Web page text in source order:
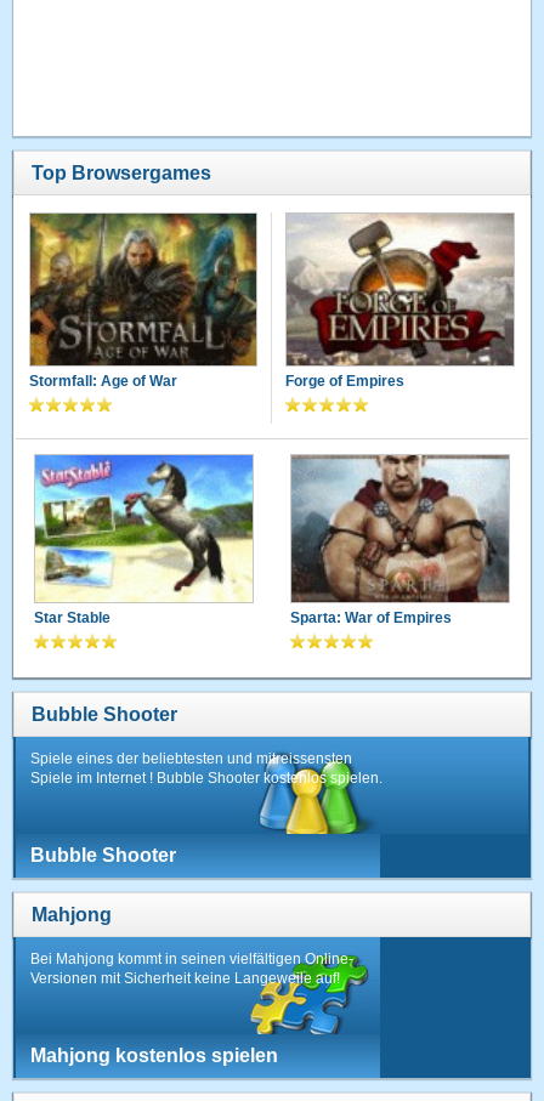
Top Browsergames
Stormfall: Age of War Forge of Empires
Star Stable Sparta: War of Empires
Bubble Shooter
Spiele eines der beliebtesten und mitreissensten
Spiele im Internet ! Bubble Shooter kostenlos spielen.
Bubble Shooter
Mahjong
Bei Mahjong kommt in seinen vielfältigen Online-
Versionen mit Sicherheit keine Langeweile auf!
Mahjong kostenlos spielen